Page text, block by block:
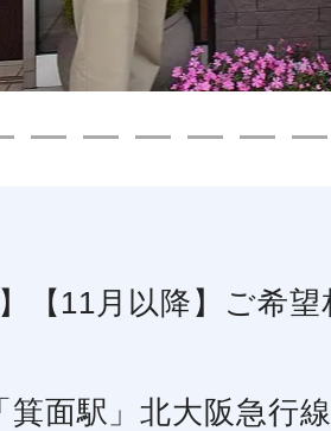
【11月以降】ご希
箕面駅」北大阪急